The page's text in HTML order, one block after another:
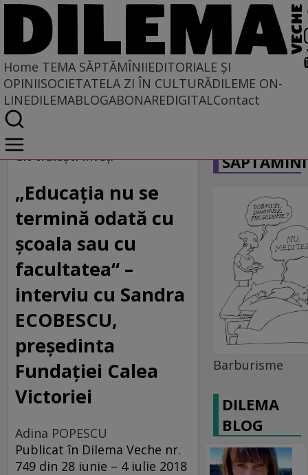
Home TEMA SĂPTĂMÎNIIEDITORIALE ȘI
OPINIISOCIETATELA ZI ÎN CULTURĂDILEME ON-
LINEDILEMABLOGABONAREDIGITALContact
Home
Tema săptămînii
Cît trăieşti înveţi
„Educația nu se
termină odată cu
școala sau cu
facultatea“ –
interviu cu Sandra
ECOBESCU,
președinta
Fundației Calea
Victoriei
Adina POPESCU
Publicat în Dilema Veche nr.
749 din 28 iunie – 4 iulie 2018
Barburisme
DILEMA
BLOG